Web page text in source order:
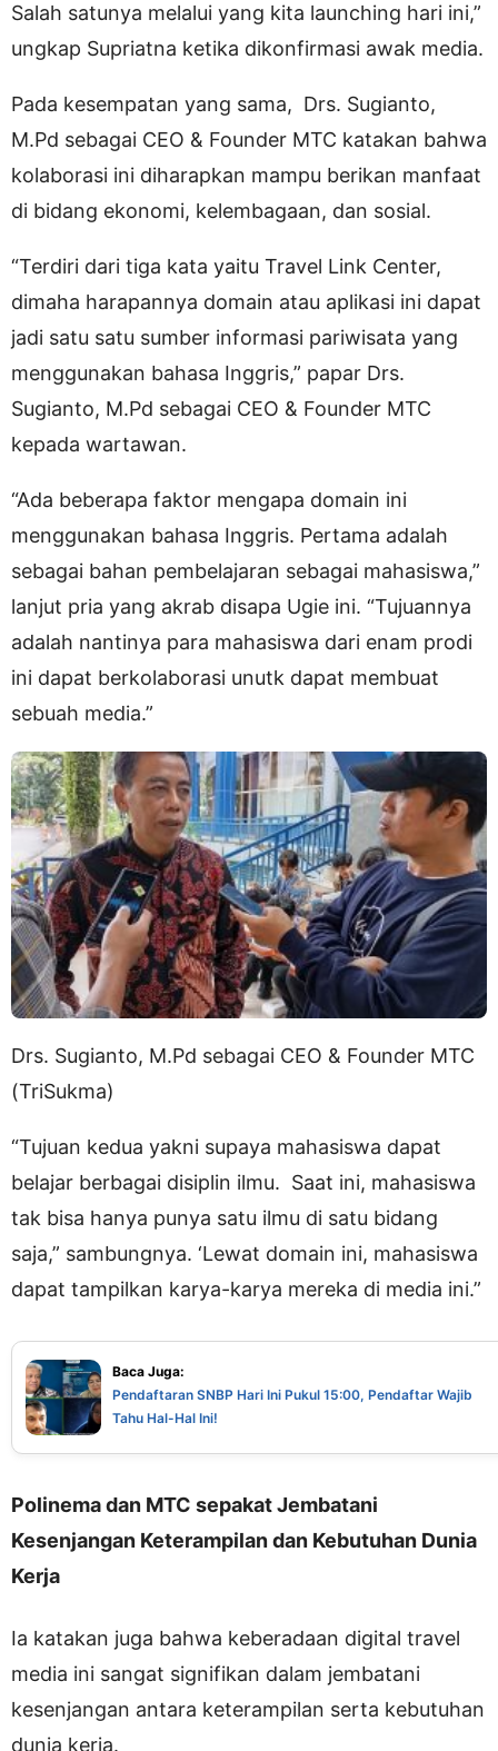
Salah satunya melalui yang kita launching hari ini,”
ungkap Supriatna ketika dikonfirmasi awak media.
Pada kesempatan yang sama, Drs. Sugianto,
M.Pd sebagai CEO & Founder MTC katakan bahwa
kolaborasi ini diharapkan mampu berikan manfaat
di bidang ekonomi, kelembagaan, dan sosial.
“Terdiri dari tiga kata yaitu Travel Link Center,
dimaha harapannya domain atau aplikasi ini dapat
jadi satu satu sumber informasi pariwisata yang
menggunakan bahasa Inggris,” papar Drs.
Sugianto, M.Pd sebagai CEO & Founder MTC
kepada wartawan.
“Ada beberapa faktor mengapa domain ini
menggunakan bahasa Inggris. Pertama adalah
sebagai bahan pembelajaran sebagai mahasiswa,”
lanjut pria yang akrab disapa Ugie ini. “Tujuannya
adalah nantinya para mahasiswa dari enam prodi
ini dapat berkolaborasi unutk dapat membuat
sebuah media.”
Drs. Sugianto, M.Pd sebagai CEO & Founder MTC
(TriSukma)
“Tujuan kedua yakni supaya mahasiswa dapat
belajar berbagai disiplin ilmu. Saat ini, mahasiswa
tak bisa hanya punya satu ilmu di satu bidang
saja,” sambungnya. ‘Lewat domain ini, mahasiswa
dapat tampilkan karya-karya mereka di media ini.”
Baca Juga:
Pendaftaran SNBP Hari Ini Pukul 15:00, Pendaftar Wajib
Tahu Hal-Hal Ini!
Polinema dan MTC sepakat Jembatani
Kesenjangan Keterampilan dan Kebutuhan Dunia
Kerja
Ia katakan juga bahwa keberadaan digital travel
media ini sangat signifikan dalam jembatani
kesenjangan antara keterampilan serta kebutuhan
dunia kerja.